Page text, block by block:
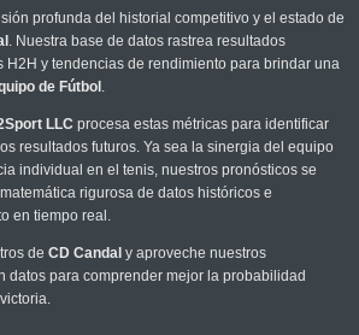
profunda del historial competitivo y el estado de
. Nuestra base de datos rastrea resultados
H2H y tendencias de rendimiento para brindar una
de Fútbol .
LLC procesa estas métricas para identificar
resultados futuros. Ya sea la sinergia del equipo
individual en el tenis, nuestros pronósticos se
rigurosa de datos históricos e
en tiempo real.
de CD Candal y aproveche nuestros
datos para comprender mejor la probabilidad